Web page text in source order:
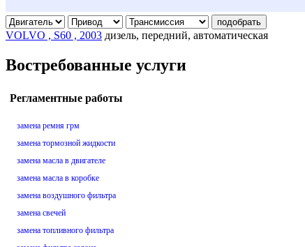
подобрать
VOLVO , S60 , 2003 дизель, передний, автоматическая
Востребованные услуги
Регламентные работы
замена ремня грм
замена тормозной жидкости
замена масла в двигателе
замена масла в коробке
замена воздушного фильтра
замена свечей
замена топливного фильтра